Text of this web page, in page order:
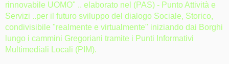
rinnovabile UOMO" .. elaborato nel (PAS) - Punto Attività e
Servizi ..per il futuro sviluppo del dialogo Sociale, Storico,
condivisibile "realmente e virtualmente" iniziando dai Borghi
lungo i cammini Gregoriani tramite i Punti Informativi
Multimediali Locali (PIM).